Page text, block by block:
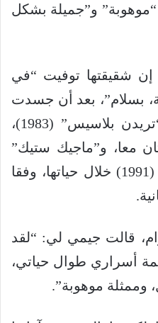
“موهوبة” و”جميلة بشكل
67 عاما، إن شقيقتها توفيت “في
بسلام”، بعد أن جسدت
أدوارا في أفلام تشمل “تريدن بلاسيس” (1983)،
معا، و”ماجيك ستيك”
(1987)، و”ذا ديفيل دوتر” (1991) خلال حياتها، وفقا
قالت جيمي لي: “لقد
أسراري طوال حياتي،
موهوبة”.